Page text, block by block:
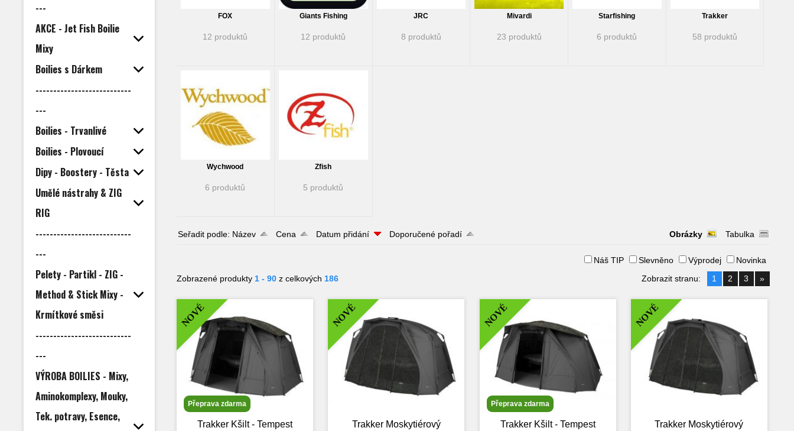
---
AKCE - Jet Fish Boilie
Mixy
Boilies s Dárkem
---------------------------
---
Boilies - Trvanlivé
Boilies - Plovoucí
Dipy - Boostery - Těsta
Umělé nástrahy & ZIG
RIG
---------------------------
---
Pelety - Partikl - ZIG -
Method & Stick Mixy -
Krmítkové směsi
---------------------------
---
VÝROBA BOILIES - Mixy,
Aminokomplexy, Mouky,
Tek. potravy, Esence,
FOX
12 produktů
Giants Fishing
12 produktů
JRC
8 produktů
Mivardi
23 produktů
Starfishing
6 produktů
Trakker
58 produktů
Wychwood
6 produktů
Zfish
5 produktů
Seřadit podle: Název Cena Datum přidání Doporučené pořadí Obrázky Tabulka
Náš TIP Slevněno Výprodej
Novinka
Zobrazené produkty 1 - 90 z celkových 186 Zobrazit stranu: 1 2 3 »
NOVÉ
Přeprava zdarma
Trakker Kšilt - Tempest
NOVÉ
Trakker Moskytiérový
NOVÉ
Přeprava zdarma
Trakker Kšilt - Tempest
NOVÉ
Trakker Moskytiérový